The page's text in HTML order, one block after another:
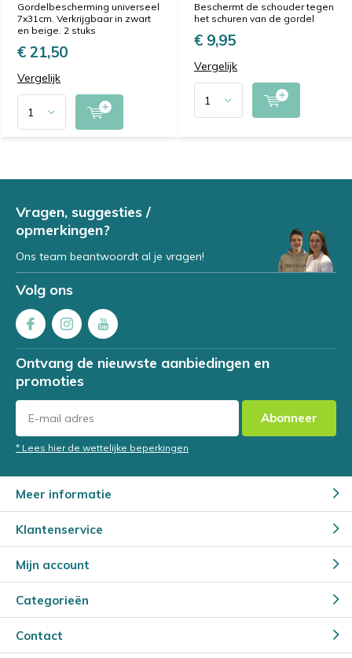
Gordelbescherming universeel
7x31cm. Verkrijgbaar in zwart
en beige. 2 stuks
€ 21,50
Vergelijk
Beschermt de schouder tegen
het schuren van de gordel
€ 9,95
Vergelijk
Vragen, suggesties /
opmerkingen?
Ons team beantwoordt al je vragen!
Volg ons
Ontvang de nieuwste aanbiedingen en
promoties
Abonneer
* Lees hier de wettelijke beperkingen
Meer informatie
Klantenservice
Mijn account
Categorieën
Contact